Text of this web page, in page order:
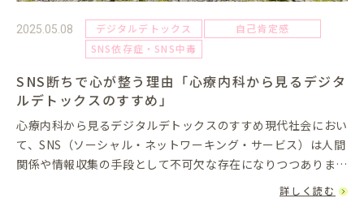
2025.05.08 デジタルデトックス
自己肯定感
SNS依存症・SNS中毒
SNS断ちで心が整う理由「心療内科から見るデジタ
ルデトックスのすすめ」
心療内科から見るデジタルデトックスのすすめ現代社会におい
て、SNS（ソーシャル・ネットワーキング・サービス）は人間
関係や情報収集の手段として不可欠な存在になりつつありま
す。しかし、その利便性の裏で、精神的な負荷が静かに蓄積さ
詳しく読む